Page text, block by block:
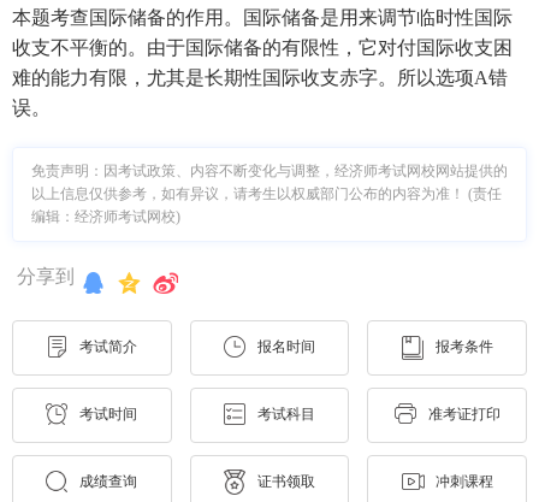
本题考查国际储备的作用。国际储备是用来调节临时性国际
收支不平衡的。由于国际储备的有限性，它对付国际收支困
难的能力有限，尤其是长期性国际收支赤字。所以选项A错
误。
免责声明：因考试政策、内容不断变化与调整，经济师考试网校网站提供的
以上信息仅供参考，如有异议，请考生以权威部门公布的内容为准！ (责任
编辑：经济师考试网校)
分享到
考试简介 报名时间 报考条件
考试时间 考试科目 准考证打印
成绩查询 证书领取 冲刺课程